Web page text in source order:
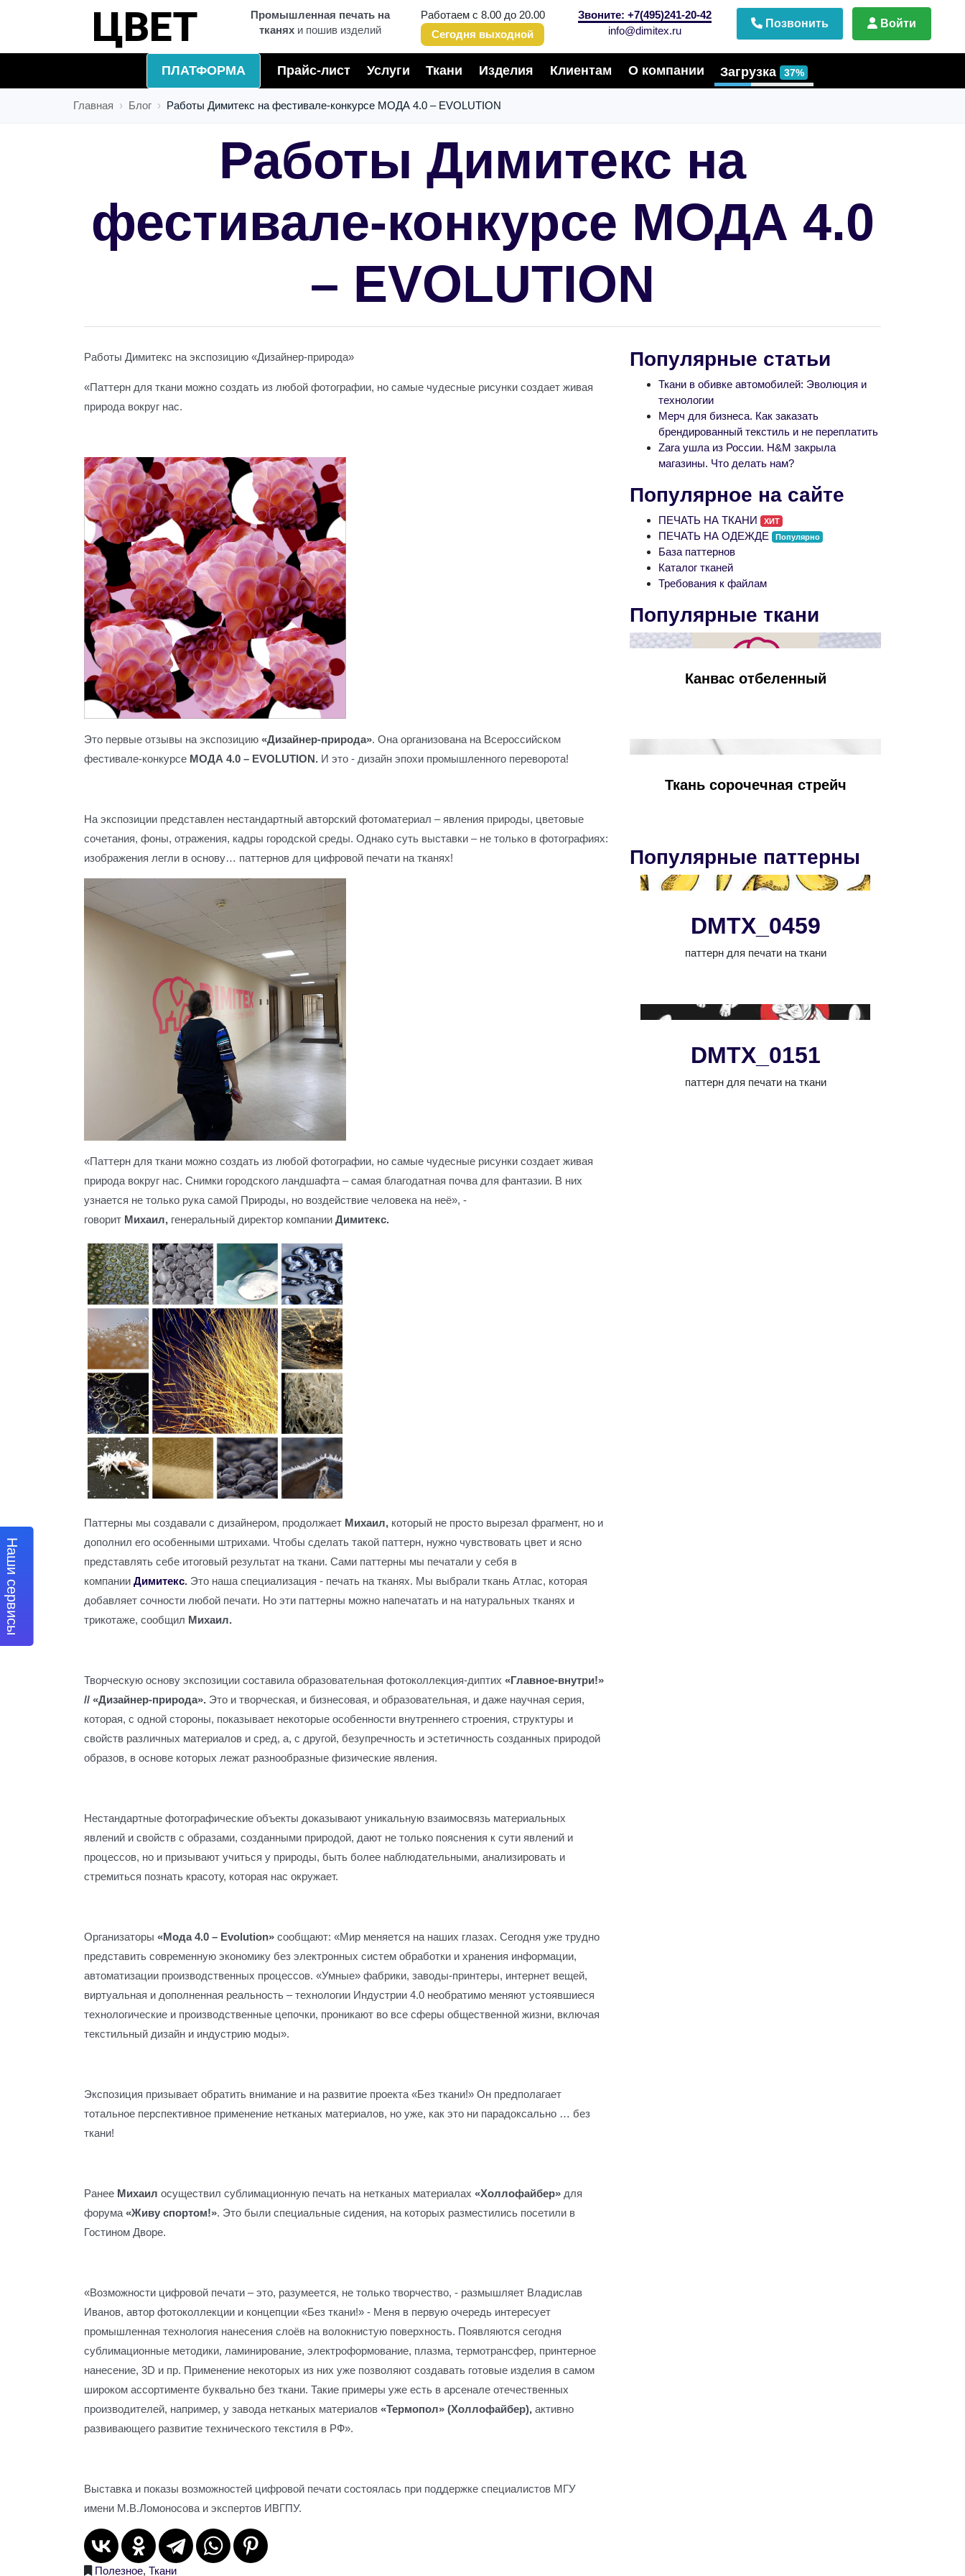
ЦВЕТ
Промышленная печать на
тканях и пошив изделий
Работаем с 8.00 до 20.00
Сегодня выходной
Звоните: +7(495)241-20-42
info@dimitex.ru
Позвонить Войти
ПЛАТФОРМА Прайс-лист Услуги Ткани Изделия Клиентам О компании Загрузка 37%
Главная Блог Работы Димитекс на фестивале-конкурсе МОДА 4.0 – EVOLUTION
Работы Димитекс на
фестивале-конкурсе МОДА 4.0
– EVOLUTION
Работы Димитекс на экспозицию «Дизайнер-природа»
«Паттерн для ткани можно создать из любой фотографии, но самые чудесные рисунки создает живая
природа вокруг нас.
Это первые отзывы на экспозицию «Дизайнер-природа». Она организована на Всероссийском
фестивале-конкурсе МОДА 4.0 – EVOLUTION. И это - дизайн эпохи промышленного переворота!
На экспозиции представлен нестандартный авторский фотоматериал – явления природы, цветовые
сочетания, фоны, отражения, кадры городской среды. Однако суть выставки – не только в фотографиях:
изображения легли в основу… паттернов для цифровой печати на тканях!
«Паттерн для ткани можно создать из любой фотографии, но самые чудесные рисунки создает живая
природа вокруг нас. Снимки городского ландшафта – самая благодатная почва для фантазии. В них
узнается не только рука самой Природы, но воздействие человека на неё», -
говорит Михаил, генеральный директор компании Димитекс.
Паттерны мы создавали с дизайнером, продолжает Михаил, который не просто вырезал фрагмент, но и
дополнил его особенными штрихами. Чтобы сделать такой паттерн, нужно чувствовать цвет и ясно
представлять себе итоговый результат на ткани. Сами паттерны мы печатали у себя в
компании Димитекс. Это наша специализация - печать на тканях. Мы выбрали ткань Атлас, которая
добавляет сочности любой печати. Но эти паттерны можно напечатать и на натуральных тканях и
трикотаже, сообщил Михаил.
Творческую основу экспозиции составила образовательная фотоколлекция-диптих «Главное-внутри!»
// «Дизайнер-природа». Это и творческая, и бизнесовая, и образовательная, и даже научная серия,
которая, с одной стороны, показывает некоторые особенности внутреннего строения, структуры и
свойств различных материалов и сред, а, с другой, безупречность и эстетичность созданных природой
образов, в основе которых лежат разнообразные физические явления.
Нестандартные фотографические объекты доказывают уникальную взаимосвязь материальных
явлений и свойств с образами, созданными природой, дают не только пояснения к сути явлений и
процессов, но и призывают учиться у природы, быть более наблюдательными, анализировать и
стремиться познать красоту, которая нас окружает.
Организаторы «Мода 4.0 – Еvolution» сообщают: «Мир меняется на наших глазах. Сегодня уже трудно
представить современную экономику без электронных систем обработки и хранения информации,
автоматизации производственных процессов. «Умные» фабрики, заводы-принтеры, интернет вещей,
виртуальная и дополненная реальность – технологии Индустрии 4.0 необратимо меняют устоявшиеся
технологические и производственные цепочки, проникают во все сферы общественной жизни, включая
текстильный дизайн и индустрию моды».
Экспозиция призывает обратить внимание и на развитие проекта «Без ткани!» Он предполагает
тотальное перспективное применение нетканых материалов, но уже, как это ни парадоксально … без
ткани!
Ранее Михаил осуществил сублимационную печать на нетканых материалах «Холлофайбер» для
форума «Живу спортом!». Это были специальные сидения, на которых разместились посетили в
Гостином Дворе.
«Возможности цифровой печати – это, разумеется, не только творчество, - размышляет Владислав
Иванов, автор фотоколлекции и концепции «Без ткани!» - Меня в первую очередь интересует
промышленная технология нанесения слоёв на волокнистую поверхность. Появляются сегодня
сублимационные методики, ламинирование, электроформование, плазма, термотрансфер, принтерное
нанесение, 3D и пр. Применение некоторых из них уже позволяют создавать готовые изделия в самом
широком ассортименте буквально без ткани. Такие примеры уже есть в арсенале отечественных
производителей, например, у завода нетканых материалов «Термопол» (Холлофайбер), активно
развивающего развитие технического текстиля в РФ».
Выставка и показы возможностей цифровой печати состоялась при поддержке специалистов МГУ
имени М.В.Ломоносова и экспертов ИВГПУ.
Полезное, Ткани
Популярные статьи
Ткани в обивке автомобилей: Эволюция и
технологии
Мерч для бизнеса. Как заказать
брендированный текстиль и не переплатить
Zara ушла из России. H&M закрыла
магазины. Что делать нам?
Популярное на сайте
ПЕЧАТЬ НА ТКАНИ ХИТ
ПЕЧАТЬ НА ОДЕЖДЕ Популярно
База паттернов
Каталог тканей
Требования к файлам
Популярные ткани
Канвас отбеленный
Ткань сорочечная стрейч
Популярные паттерны
DMTX_0459
паттерн для печати на ткани
DMTX_0151
паттерн для печати на ткани
Наши сервисы